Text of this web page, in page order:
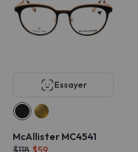
Essayer
McAllister MC4541
$118 $59